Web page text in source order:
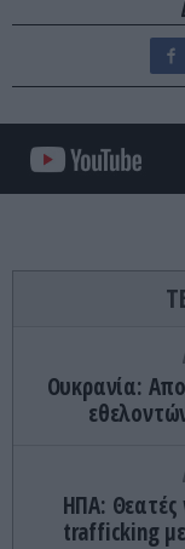
Ουκρανία:
ΗΠΑ:
trafficking